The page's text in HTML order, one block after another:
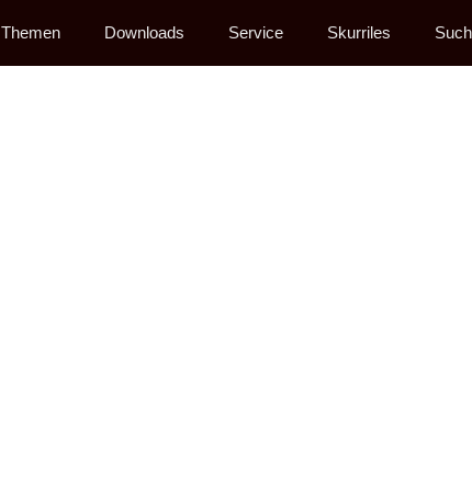
Themen Downloads Service Skurriles